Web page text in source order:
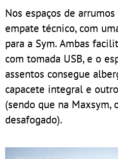
Nos espaços de
empate técnico, com
para a Sym. Ambas
com tomada USB, e o
assentos consegue
capacete integral e
(sendo que na Maxsym,
desafogado).